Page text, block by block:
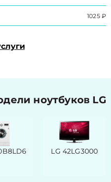
1025 ₽
ноутбуков LG
LG 42LG3000